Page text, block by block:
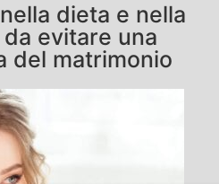
dieta e nella
evitare una
del matrimonio